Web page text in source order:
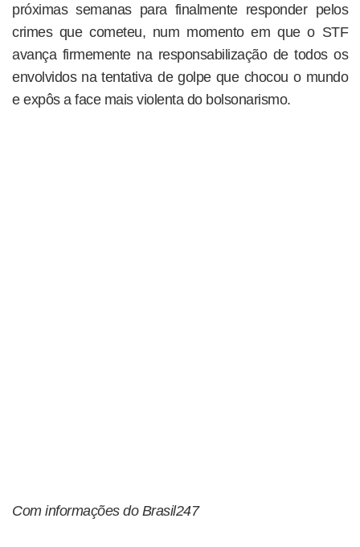
próximas semanas para finalmente responder pelos
crimes que cometeu, num momento em que o STF
avança firmemente na responsabilização de todos os
envolvidos na tentativa de golpe que chocou o mundo
e expôs a face mais violenta do bolsonarismo.
Com informações do Brasil247